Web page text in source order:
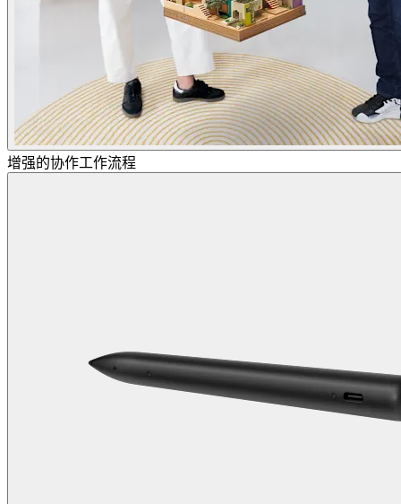
增强的协作工作流程